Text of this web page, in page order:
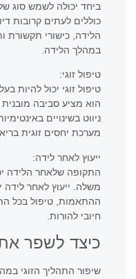
ביחד יכולה לשמש סוג
כוללים לעתים קרובות
הלידה, כישורי תקשורת
במהלך הלידה.
טיפול זוגי:
טיפול זוגי יכול להיות
הוא מציע סביבה
ניווט בשינויים
מערכת יחסים זוגית
ייעוץ לאחר לידה:
התקופה שלאחר הלידה
משלה. ייעוץ לאחר לידה
ההתאמות, טיפול בכל
חיובי להורות.
כיצד לשפר את
שיפור התהליך הזוגי